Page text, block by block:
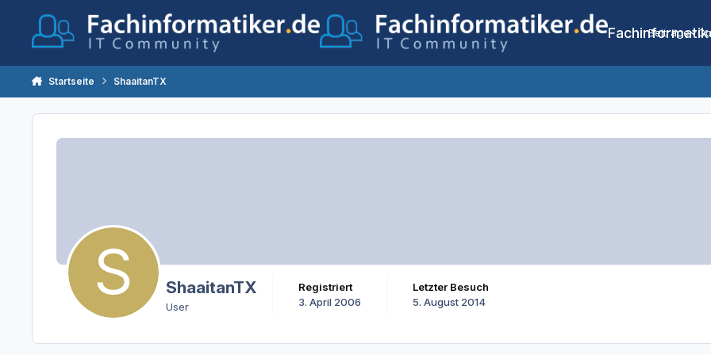
Beiträge
Startseite ShaaitanTX
ShaaitanTX
User
Registriert
3. April 2006
Letzter Besuch
5. August 2014